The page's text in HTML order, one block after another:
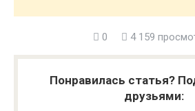
0 4 159
Понравилась статья?
друзьями: